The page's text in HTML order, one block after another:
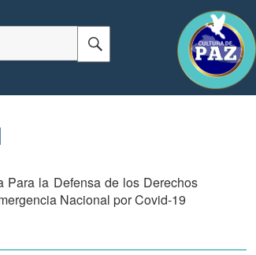
Para la Defensa de los Derechos
Nacional por Covid-19